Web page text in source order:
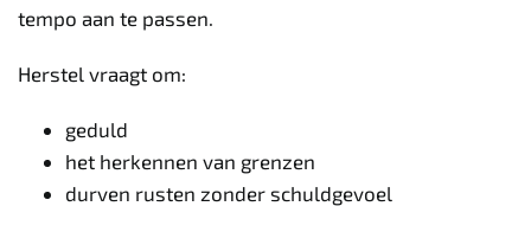
tempo aan te passen.
Herstel vraagt om:
geduld
het herkennen van grenzen
durven rusten zonder schuldgevoel